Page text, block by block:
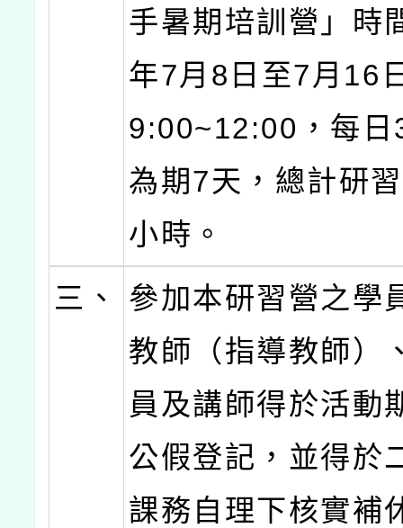
手暑期培訓營」時
年7月8日至7月16
9:00~12:00，每日
為期7天，總計研
小時。
三、
參加本研習營之學
教師（指導教師）
員及講師得於活動
公假登記，並得於
課務自理下核實補